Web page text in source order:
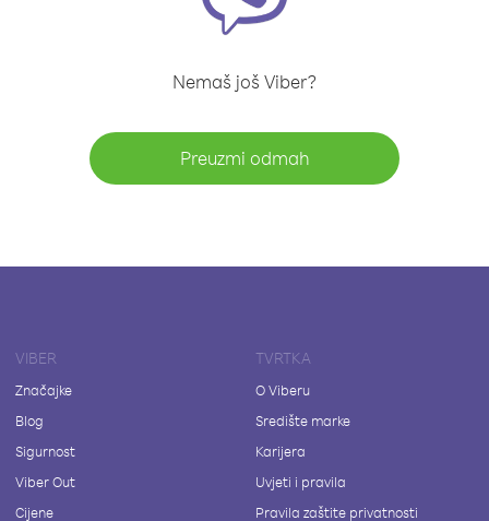
Nemaš još Viber?
Preuzmi odmah
VIBER
Značajke
Blog
Sigurnost
Viber Out
Cijene
TVRTKA
O Viberu
Središte marke
Karijera
Uvjeti i pravila
Pravila zaštite privatnosti